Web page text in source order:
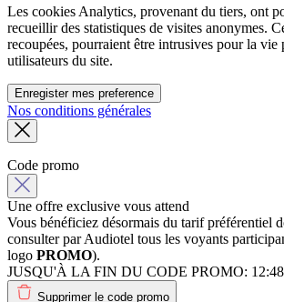
Les cookies Analytics, provenant du tiers, ont
recueillir des statistiques de visites anonymes.
recoupées, pourraient être intrusives pour la vie
utilisateurs du site.
Enregister mes preference
Nos conditions générales
Code promo
Une offre exclusive vous attend
Vous bénéficiez désormais du tarif préférentiel
consulter par Audiotel tous les voyants
logo PROMO).
JUSQU'À LA FIN DU CODE PROMO:
Supprimer le code promo